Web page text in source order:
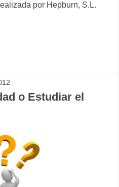
por Hepburn, S.L.
o Estudiar el